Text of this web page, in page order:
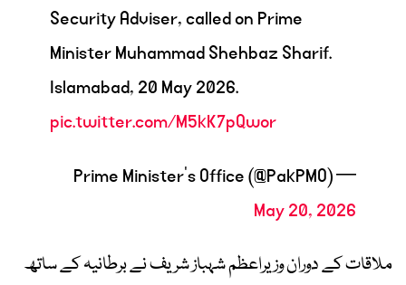
Security Adviser, called on Prime
Minister Muhammad Shehbaz Sharif.
Islamabad, 20 May 2026.
pic.twitter.com/M5kK7pQwor
— Prime Minister’s Office (@PakPMO)
May 20, 2026
ملاقات کے دوران وزیراعظم شہباز شریف نے برطانیہ کے ساتھ